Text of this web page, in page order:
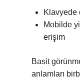
Klavyede
Mobilde
erişim
Basit
anlamları